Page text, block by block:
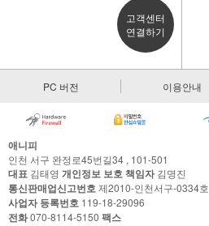
고객센터
연결하기
PC 버전 이용안내
애니피
인천 서구 완정로45번길34 , 101-501
대표 김태영 개인정보 보호 책임자김명진
통신판매업신고번호제2010-인천서구-0334호
사업자 등록번호 119-18-29096
전화070-8114-5150 팩스